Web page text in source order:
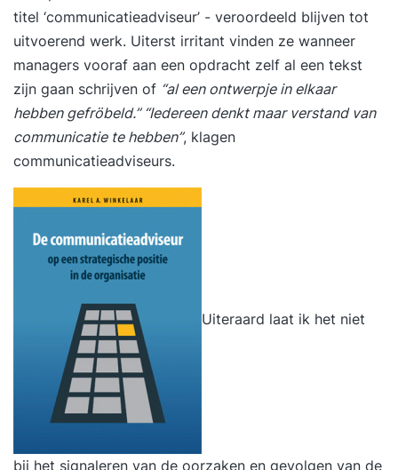
titel ‘communicatieadviseur’ - veroordeeld blijven tot
uitvoerend werk. Uiterst irritant vinden ze wanneer
managers vooraf aan een opdracht zelf al een tekst
zijn gaan schrijven of “al een ontwerpje in elkaar
hebben gefröbeld.” “Iedereen denkt maar verstand van
communicatie te hebben”, klagen
communicatieadviseurs.
Uiteraard laat ik het niet
bij het signaleren van de oorzaken en gevolgen van de